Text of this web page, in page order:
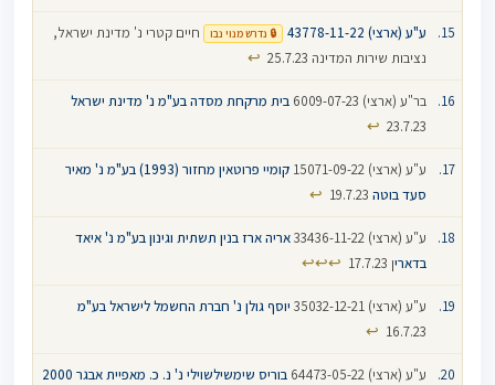
ע"ע (ארצי) 43778-11-22 🔒 נדרש מנוי נבו
חיים קטרי נ' מדינת ישראל,
נציבות שירות המדינה 25.7.23
↩
בר"ע (ארצי) 6009-07-23
בית מרקחת מסדה בע"מ נ' מדינת ישראל
23.7.23
↩
ע"ע (ארצי) 15071-09-22
קומיי פרוטאין מחזור (1993) בע"מ נ' מאיר
סעד בוטה
↩
ע"ע (ארצי) 33436-11-22
אריה ארז בנין תשתית וגינון בע"מ נ' איאד
בדארין 17.7.23 ↩
↩
↩
ע"ע (ארצי) 35032-12-21
יוסף גולן נ' חברת החשמל לישראל בע"מ
16.7.23
↩
ע"ע (ארצי) 64473-05-22
בוריס שימשילשוילי נ' נ. כ. מאפיית אבגר 2000